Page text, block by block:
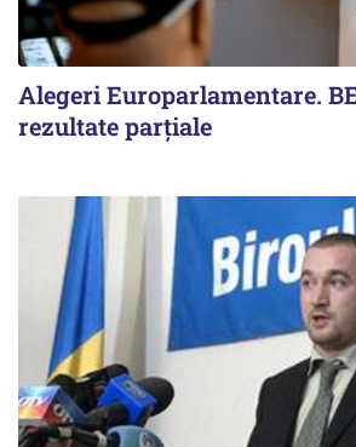
Alegeri Europarlamentare.
rezultate parţiale